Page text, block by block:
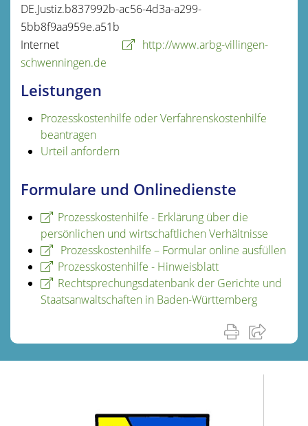
DE.Justiz.b837992b-ac56-4d3a-a299-
5bb8f9aa959e.a51b
Internet
http://www.arbg-villingen-
schwenningen.de
Leistungen
Prozesskostenhilfe oder Verfahrenskostenhilfe
beantragen
Urteil anfordern
Formulare und Onlinedienste
Prozesskostenhilfe - Erklärung über die
persönlichen und wirtschaftlichen Verhältnisse
Prozesskosten­hilfe – Formular online ausfüllen
Prozesskostenhilfe - Hinweisblatt
Rechtsprechungsdatenbank der Gerichte und
Staatsanwaltschaften in Baden-Württemberg